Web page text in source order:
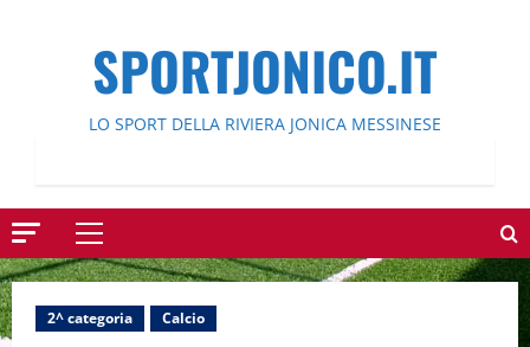
SPORTJONICO.IT
LO SPORT DELLA RIVIERA JONICA MESSINESE
Menu
principale
2^ categoria Calcio